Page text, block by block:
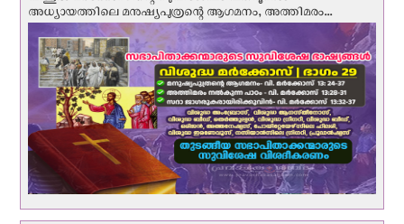
അധ്യായത്തിലെ മനുഷ്യപുത്രന്റെ ആഗമനം, അത്തിമരം...